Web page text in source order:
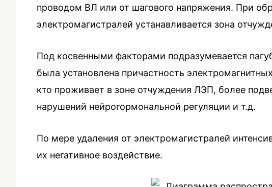
проводом ВЛ или от шагового напряжения. При
электромагистралей устанавливается зона
Под косвенными факторами подразумевается
была установлена причастность
кто проживает в зоне отчуждения ЛЭП, более
нарушений нейрогормональной регуляции и т.д.
По мере удаления от электромагистралей
их негативное воздействие.